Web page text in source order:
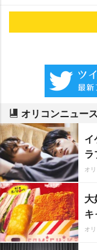
オリコンニュー
イ
ラ
オ
大
キ
オ